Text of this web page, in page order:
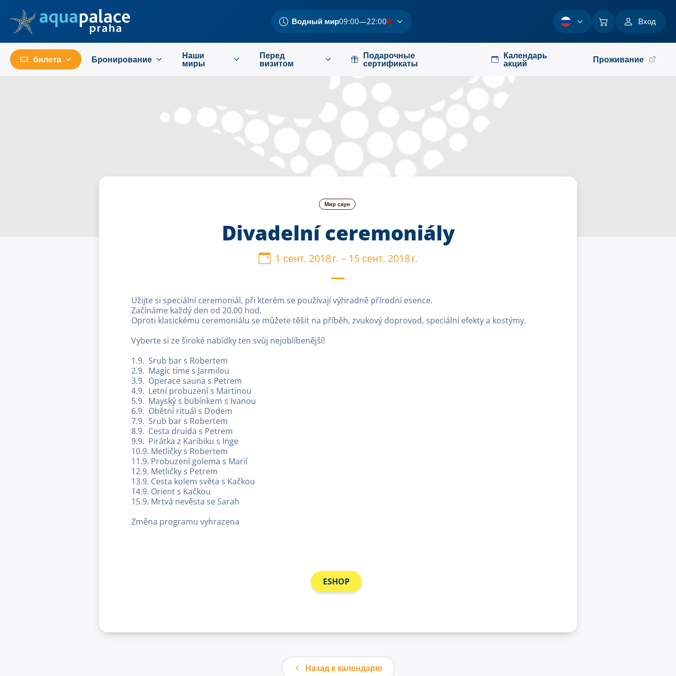
Водный мир09:00—22:00 Вход
билета Бронирование Наши
миры
Перед
визитом
Подарочные
сертификаты
Календарь
акций Проживание
Мир саун
Divadelní ceremoniály
1 сент. 2018 г. – 15 сент. 2018 г.
Užijte si speciální ceremoniál, při kterém se používají výhradně přírodní esence.
Začínáme každý den od 20.00 hod.
Oproti klasickému ceremoniálu se můžete těšit na příběh, zvukový doprovod, speciální efekty a kostýmy.
Vyberte si ze široké nabídky ten svůj nejoblíbenější!
1.9. Srub bar s Robertem
2.9. Magic time s Jarmilou
3.9. Operace sauna s Petrem
4.9. Letní probuzení s Martinou
5.9. Mayský s bubínkem s Ivanou
6.9. Obětní rituál s Dodem
7.9. Srub bar s Robertem
8.9. Cesta druida s Petrem
9.9. Pirátka z Karibiku s Inge
10.9. Metličky s Robertem
11.9. Probuzení golema s Marií
12.9. Metličky s Petrem
13.9. Cesta kolem světa s Kačkou
14.9. Orient s Kačkou
15.9. Mrtvá nevěsta se Sarah
Změna programu vyhrazena
ESHOP
Назад к календарю